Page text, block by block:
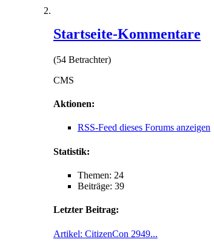
Startseite-Kommentare
(54 Betrachter)
CMS
Aktionen:
RSS-Feed dieses Forums anzeigen
Statistik:
Themen: 24
Beiträge: 39
Letzter Beitrag:
Artikel: CitizenCon 2949...